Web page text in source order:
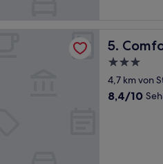
5.
Comfort
3.0-
Sterne-
Unterkunft
4,7 km von
8.4
8,4/10